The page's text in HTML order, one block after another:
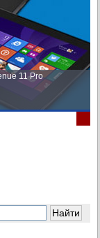
11 Pro